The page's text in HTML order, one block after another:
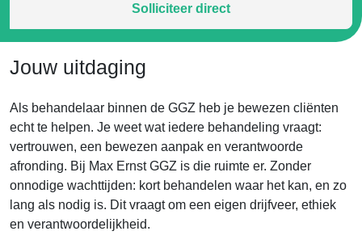
Solliciteer direct
Jouw uitdaging
Als behandelaar binnen de GGZ heb je bewezen cliënten
echt te helpen. Je weet wat iedere behandeling vraagt:
vertrouwen, een bewezen aanpak en verantwoorde
afronding. Bij Max Ernst GGZ is die ruimte er. Zonder
onnodige wachttijden: kort behandelen waar het kan, en zo
lang als nodig is. Dit vraagt om een eigen drijfveer, ethiek
en verantwoordelijkheid.